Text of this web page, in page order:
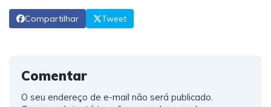
Compartilhar Tweet
Comentar
O seu endereço de e-mail não será publicado.